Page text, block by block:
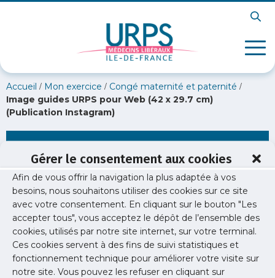
Gérer le consentement aux cookies
Afin de vous offrir la navigation la plus adaptée à vos
besoins, nous souhaitons utiliser des cookies sur ce site
avec votre consentement. En cliquant sur le bouton "Les
accepter tous", vous acceptez le dépôt de l’ensemble des
cookies, utilisés par notre site internet, sur votre terminal.
Ces cookies servent à des fins de suivi statistiques et
fonctionnement technique pour améliorer votre visite sur
notre site. Vous pouvez les refuser en cliquant sur
Accueil / Mon exercice / Congé maternité et paternité /
Image guides URPS pour Web (42 x 29.7 cm)
(Publication Instagram)
Image guides URPS pour Web (42 x 29.7 cm)
(Publication Instagram)